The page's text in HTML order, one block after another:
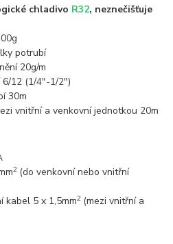
chladivo R32, neznečišťuje
potrubí
20g/m
6/12 (1/4"-1/2")
30m
vnitřní a venkovní jednotkou 20m
2 (do venkovní nebo vnitřní
kabel 5 x 1,5mm2 (mezi vnitřní a